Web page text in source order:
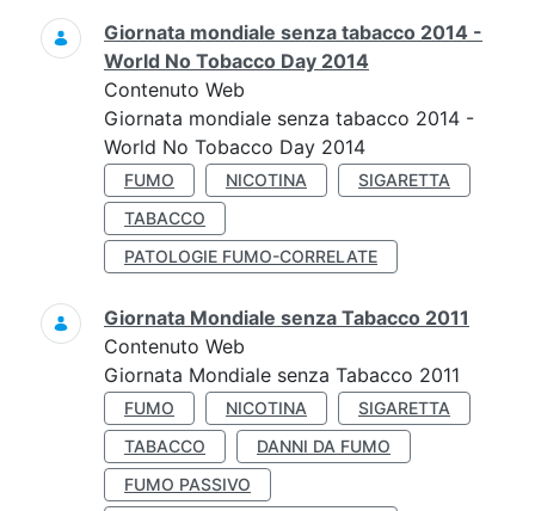
Giornata mondiale senza tabacco 2014 -
World No Tobacco Day 2014
Contenuto Web
Giornata mondiale senza tabacco 2014 -
World No Tobacco Day 2014
FUMO NICOTINA
SIGARETTA
TABACCO
PATOLOGIE FUMO-CORRELATE
Giornata Mondiale senza Tabacco 2011
Contenuto Web
Giornata Mondiale senza Tabacco 2011
FUMO NICOTINA
SIGARETTA
TABACCO
DANNI DA FUMO
FUMO PASSIVO